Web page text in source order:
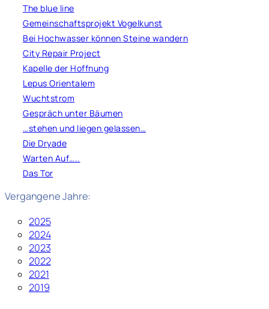
The blue line
Gemeinschaftsprojekt Vogelkunst
Bei Hochwasser können Steine wandern
City Repair Project
Kapelle der Hoffnung
Lepus Orientalem
Wuchtstrom
Gespräch unter Bäumen
…stehen und liegen gelassen…
Die Dryade
Warten Auf…..
Das Tor
Vergangene Jahre:
2025
2024
2023
2022
2021
2019